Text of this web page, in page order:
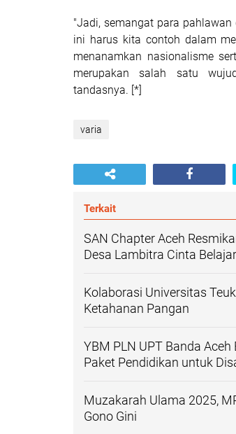
"Jadi, semangat para
ini harus kita contoh dalam
menanamkan nasionalisme
merupakan salah satu
tandasnya. [*]
varia
Terkait
SAN Chapter Aceh
Desa Lambitra Cinta Belajar
Kolaborasi Universitas
Ketahanan Pangan
YBM PLN UPT Banda
Paket Pendidikan untuk
Muzakarah Ulama 2025,
Gono Gini